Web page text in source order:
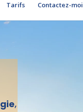
Tarifs Contactez-moi
,